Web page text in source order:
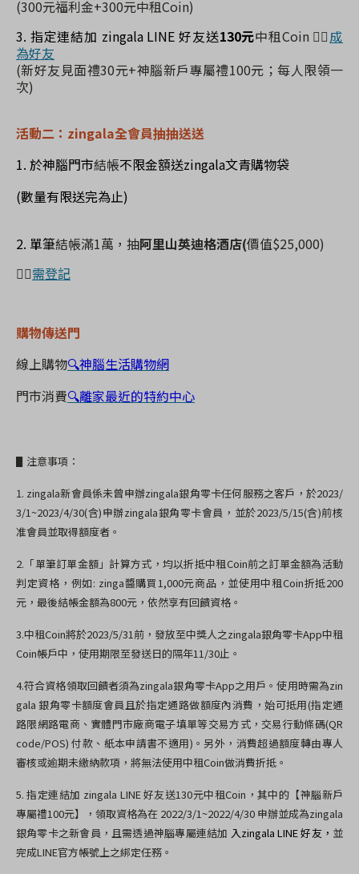
(300元福利金+300元中租Coin)
3. 指定連結加 zingala LINE好友送130元中租Coin 👉🏻成
為好友
(新好友見面禮30元+神腦新戶專屬禮100元；每人限領一
次)
活動二： zingala全會員抽抽送送
1. 於神腦門市結帳不限金額送zingala文青購物袋
(數量有限送完為止)
2. 單筆結帳滿1萬，抽阿里山英迪格酒店(價值$25,000)
👉🏻需登記
購物傳送門
線上購物🔍神腦生活購物網
門市消費🔍離家最近的特約中心
▋注意事項：
1. zingala新會員係未曾申辦zingala銀角零卡任何服務之客戶，於2023/
3/1~2023/4/30(含)申辦zingala銀角零卡會員，並於2023/5/15(含)前核
准會員並取得額度者。
2. 「單筆訂單金額」計算方式，均以折抵中租Coin前之訂單金額為活動
判定資格，例如: zinga醬購買1,000元商品，並使用中租Coin折抵200
元，最後結帳金額為800元，依然享有回饋資格。
3.中租Coin將於2023/5/31前，發放至中獎人之zingala銀角零卡App中租
Coin帳戶中，使用期限至發送日的隔年11/30止。
4.符合資格領取回饋者須為zingala銀角零卡App之用戶。使用時需為zin
gala 銀角零卡額度會員且於指定通路做額度內消費，始可抵用(指定通
路限網路電商、實體門市廠商電子填單等交易方式，交易行動條碼(QR
code/POS)付款、紙本申請書不適用) 。另外，消費超過額度轉由專人
審核或逾期未繳納款項，將無法使用中租Coin做消費折抵。
5.指定連結加 zingala LINE好友送130元中租Coin ，其中的【神腦新戶
專屬禮100元】，領取資格為在 2022/3/1~2022/4/30 申辦並成為zingala
銀角零卡之新會員，且需透過神腦專屬連結加 入zingala LINE好友， 並
完成LINE官方帳號上之綁定任務。